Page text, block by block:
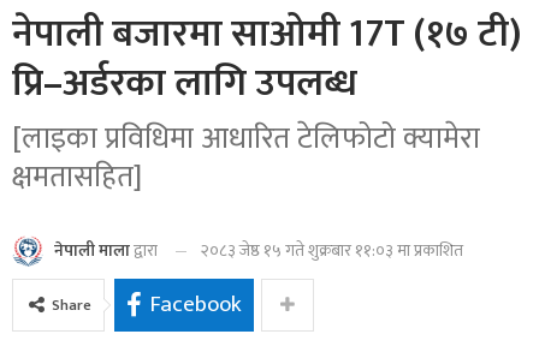
नेपाली बजारमा साओमी 17T (१७ टी)
प्रि–अर्डरका लागि उपलब्ध
[लाइका प्रविधिमा आधारित टेलिफोटो क्यामेरा
क्षमतासहित]
नेपाली मालाद्वारा २०८३ जेष्ठ १५ गते शुक्रबार ११:०३ मा प्रकाशित
Share Facebook